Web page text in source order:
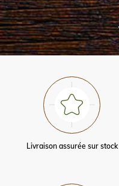
Livraison assurée sur stock